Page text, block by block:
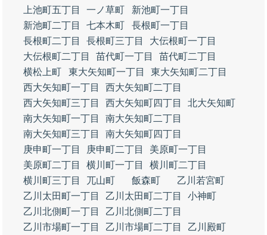
上池町五丁目
一ノ草町
新池町一丁目
新池町二丁目
七本木町
長根町一丁目
長根町二丁目
長根町三丁目
大伝根町一丁目
大伝根町二丁目
苗代町一丁目
苗代町二丁目
横松上町
東大矢知町一丁目
東大矢知町二丁目
西大矢知町一丁目
西大矢知町二丁目
西大矢知町三丁目
西大矢知町四丁目
北大矢知町
南大矢知町一丁目
南大矢知町二丁目
南大矢知町三丁目
南大矢知町四丁目
庚申町一丁目
庚申町二丁目
美原町一丁目
美原町二丁目
横川町一丁目
横川町二丁目
横川町三丁目
兀山町 飯森町
乙川若宮町
乙川太田町一丁目
乙川太田町二丁目
小神町
乙川北側町一丁目
乙川北側町二丁目
乙川市場町一丁目
乙川市場町二丁目
乙川殿町